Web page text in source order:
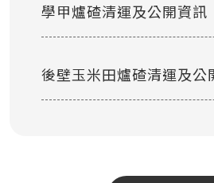
學甲爐碴清運及公開資訊
後壁玉米田爐碴清運及公